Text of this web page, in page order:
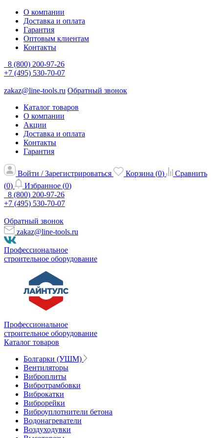
О компании
Доставка и оплата
Гарантия
Оптовым клиентам
Контакты
8 (800) 200-97-26
+7 (495) 530-70-07
zakaz@line-tools.ru Обратный звонок
Каталог товаров
О компании
Акции
Доставка и оплата
Контакты
Гарантия
Войти / Зарегистрироваться Корзина (0)
Сравнить
(0) Избранное (0)
8 (800) 200-97-26
+7 (495) 530-70-07
Обратный звонок
zakaz@line-tools.ru
Профессиональное
строительное оборудование
Профессиональное
строительное оборудование
Каталог товаров
Болгарки (УШМ)
Вентиляторы
Виброплиты
Вибротрамбовки
Виброкатки
Виброрейки
Виброуплотнители бетона
Водонагреватели
Воздуходувки